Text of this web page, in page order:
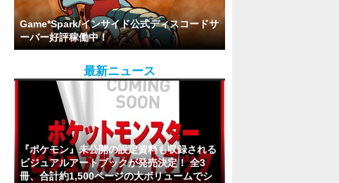
Game*Spark/インサイド公式ディスコードサ
ーバー好評稼働中！
最新ニュース
『ポケモン』未公開の設定資料も収録される
ビジュアルアートブックが発売決定！ 全3
冊、合計約1,500ページの大ボリュームでシ